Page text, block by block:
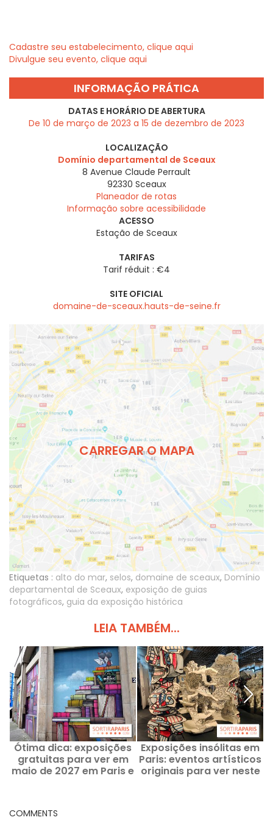
Cadastre seu estabelecimento, clique aqui
Divulgue seu evento, clique aqui
INFORMAÇÃO PRÁTICA
DATAS E HORÁRIO DE ABERTURA
De 10 de março de 2023 a 15 de dezembro de 2023
LOCALIZAÇÃO
Domínio departamental de Sceaux
8 Avenue Claude Perrault
92330 Sceaux
Planeador de rotas
Informação sobre acessibilidade
ACESSO
Estação de Sceaux
TARIFAS
Tarif réduit : €4
SITE OFICIAL
domaine-de-sceaux.hauts-de-seine.fr
CARREGAR O MAPA
Etiquetas : alto do mar, selos, domaine de sceaux, Domínio
departamental de Sceaux, exposição de guias
fotográficos, guia da exposição histórica
LEIA TAMBÉM...
Ótima dica: exposições
gratuitas para ver em
maio de 2027 em Paris e
Exposições insólitas em
Paris: eventos artísticos
originais para ver neste
COMMENTS